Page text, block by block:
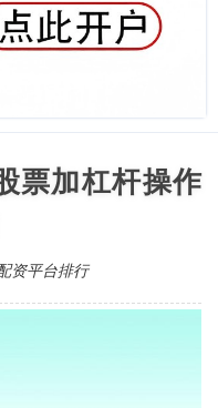
票加杠杆操作
资平台排行